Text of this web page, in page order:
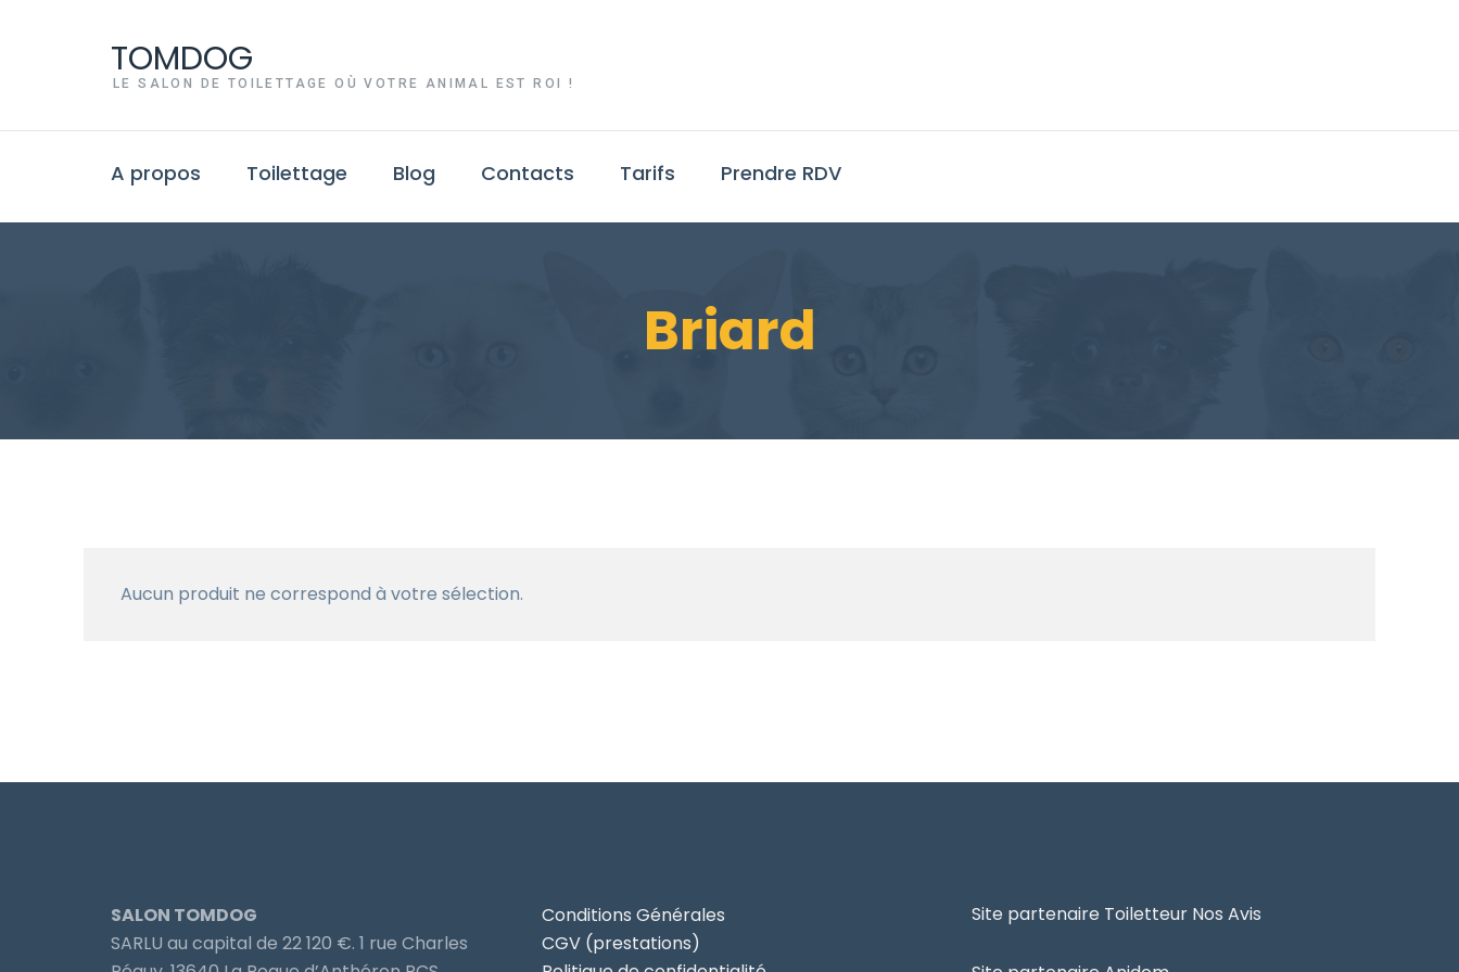
TOMDOG
LE SALON DE TOILETTAGE OÙ VOTRE ANIMAL EST ROI !
A propos Toilettage Blog Contacts Tarifs Prendre RDV
Briard
Aucun produit ne correspond à votre sélection.
SALON TOMDOG
SARLU au capital de 22 120 €. 1 rue Charles
Conditions Générales
CGV (prestations)
Site partenaire Toiletteur Nos Avis